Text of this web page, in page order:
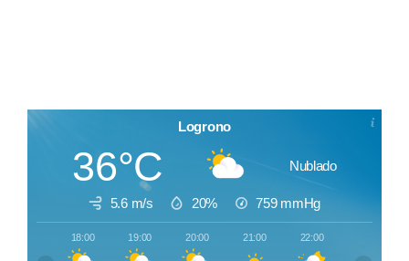
Logrono
36°C Nublado
5.6 m/s 20% 759 mmHg
18:00 19:00 20:00 21:00 22:00